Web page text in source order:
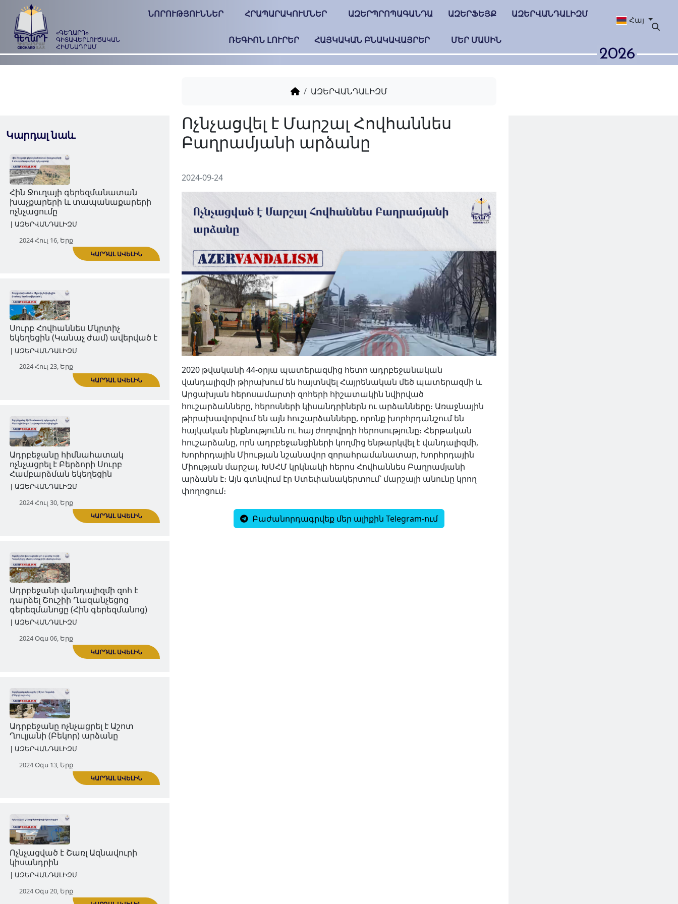
«ԳԵՂԱՐԴ»
ԳԻՏԱՎԵՐԼՈՒԾԱԿԱՆ
ՀԻՄՆԱԴՐԱՄ
ՆՈՐՈՒԹՅՈՒՆՆԵՐ ՀՐԱՊԱՐԱԿՈՒՄՆԵՐ ԱԶԵՐՊՐՈՊԱԳԱՆԴԱ ԱԶԵՐՖԵՅՔ ԱԶԵՐՎԱՆԴԱԼԻԶՄ
ՌԵԳԻՈՆ ԼՈՒՐԵՐ ՀԱՅԿԱԿԱՆ ԲՆԱԿԱՎԱՅՐԵՐ ՄԵՐ ՄԱՍԻՆ
Հայ
2026
Կարդալ նաև
Հին Ջուղայի գերեզմանատան
խաչքարերի և տապանաքարերի
2024 Հուլ 16, Երք
ԿԱՐԴԱԼ ԱՎԵԼԻՆ
եկեղեցին (Կանաչ ժամ) ավերված է
| ԱԶԵՐՎԱՆԴԱԼԻԶՄ
2024 Հուլ 23, Երք
Ադրբեջանը հիմնահատակ
ոչնչացրել է Բերձորի Սուրբ
Համբարձման եկեղեցին
| ԱԶԵՐՎԱՆԴԱԼԻԶՄ
2024 Հուլ 30, Երք
Ադրբեջանի վանդալիզմի զոհ է
դարձել Շուշիի Ղազանչեցոց
գերեզմանոցը (Հին գերեզմանոց)
| ԱԶԵՐՎԱՆԴԱԼԻԶՄ
ԱԶԵՐՎԱՆԴԱԼԻԶՄ
Ոչնչացվել է Մարշալ Հովհաննես
2024-09-24
2020 թվականի 44-օրյա պատերազմից հետո ադրբեջանական
վանդալիզմի թիրախում են հայտնվել Հայրենական մեծ պատերազմի և
Արցախյան հերոսամարտի զոհերի հիշատակին նվիրված
հուշարձանները, հերոսների կիսանդրիներն ու արձանները։ Առաջնային
թիրախավորվում են այն հուշարձանները, որոնք խորհրդանշում են
հայկական ինքնությունն ու հայ ժողովրդի հերոսությունը։ Հերթական
հուշարձանը, որն ադրբեջանցիների կողմից ենթարկվել է վանդալիզմի,
Խորհրդային Միության նշանավոր զորահրամանատար, Խորհրդային
Միության մարշալ, ԽՍՀՄ կրկնակի հերոս Հովհաննես Բաղրամյանի
արձանն է։ Այն գտնվում էր Ստեփանակերտում՝ մարշալի անունը կրող
փողոցում։
Բաժանորդագրվեք մեր ալիքին Telegram-ում